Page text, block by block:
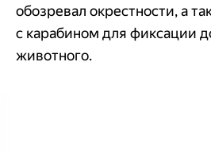
обозревал окрестности, а
с карабином для фиксации
животного.